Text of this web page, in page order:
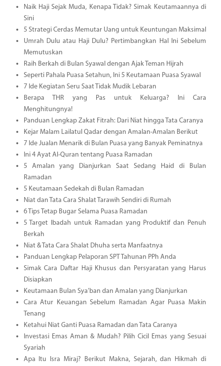
Naik Haji Sejak Muda, Kenapa Tidak? Simak Keutamaannya di
Sini
5 Strategi Cerdas Memutar Uang untuk Keuntungan Maksimal
Umrah Dulu atau Haji Dulu? Pertimbangkan Hal Ini Sebelum
Memutuskan
Raih Berkah di Bulan Syawal dengan Ajak Teman Hijrah
Seperti Pahala Puasa Setahun, Ini 5 Keutamaan Puasa Syawal
7 Ide Kegiatan Seru Saat Tidak Mudik Lebaran
Berapa THR yang Pas untuk Keluarga? Ini Cara
Menghitungnya!
Panduan Lengkap Zakat Fitrah: Dari Niat hingga Tata Caranya
Kejar Malam Lailatul Qadar dengan Amalan-Amalan Berikut
7 Ide Jualan Menarik di Bulan Puasa yang Banyak Peminatnya
Ini 4 Ayat Al-Quran tentang Puasa Ramadan
5 Amalan yang Dianjurkan Saat Sedang Haid di Bulan
Ramadan
5 Keutamaan Sedekah di Bulan Ramadan
Niat dan Tata Cara Shalat Tarawih Sendiri di Rumah
6 Tips Tetap Bugar Selama Puasa Ramadan
5 Target Ibadah untuk Ramadan yang Produktif dan Penuh
Berkah
Niat & Tata Cara Shalat Dhuha serta Manfaatnya
Panduan Lengkap Pelaporan SPT Tahunan PPh Anda
Simak Cara Daftar Haji Khusus dan Persyaratan yang Harus
Disiapkan
Keutamaan Bulan Sya’ban dan Amalan yang Dianjurkan
Cara Atur Keuangan Sebelum Ramadan Agar Puasa Makin
Tenang
Ketahui Niat Ganti Puasa Ramadan dan Tata Caranya
Investasi Emas Aman & Mudah? Pilih Cicil Emas yang Sesuai
Syariah
Apa Itu Isra Miraj? Berikut Makna, Sejarah, dan Hikmah di